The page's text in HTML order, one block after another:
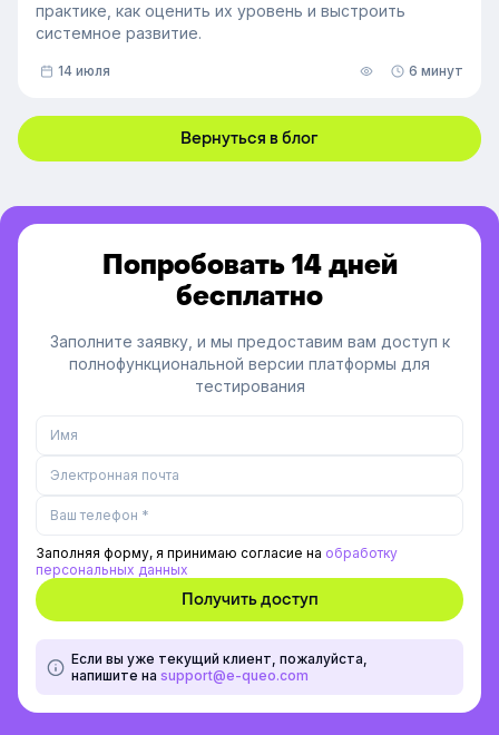
практике, как оценить их уровень и выстроить
системное развитие.
14 июля 6 минут
Вернуться в блог
Попробовать 14 дней
бесплатно
Заполните заявку, и мы предоставим вам доступ к
полнофункциональной версии платформы для
тестирования
Заполняя форму, я принимаю согласие на обработку
персональных данных
Если вы уже текущий клиент, пожалуйста,
напишите на support@e-queo.com